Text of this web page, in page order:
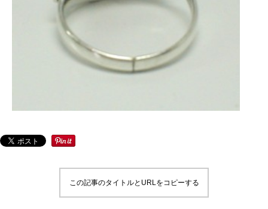
この記事のタイトルとURLをコピーする